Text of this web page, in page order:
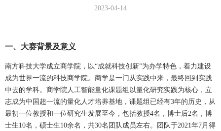
2023-04-14
一、大赛背景及意义
南方科技大学成立商学院，以“成就科技创新”为办学特色，着力建设
成为世界一流的科技商学院。商学是一门从实践中来，最终回到实践
中去的学科。商学院人工智能量化课题组以量化研究实践为核心，立
志成为中国超一流的量化人才培养基地，课题组已经有3年的历史，从
最初一位教授和一位研究生发展至今，包括教授4名，博士后2名，博
士生10名，硕士生10余名，共30名团队成员左右。团队于2021年7月得